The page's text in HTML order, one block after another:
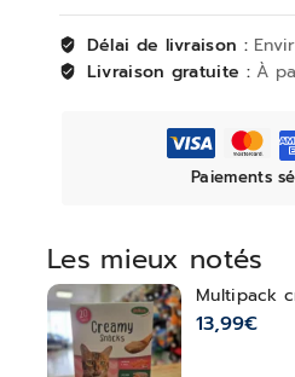
Les mieux notés
Multipack
13,99€
Délai de livraison :
Livraison gratuite :À
Paiements